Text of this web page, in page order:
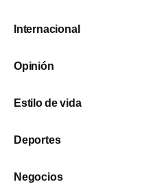
Internacional
Opinión
Estilo de vida
Deportes
Negocios